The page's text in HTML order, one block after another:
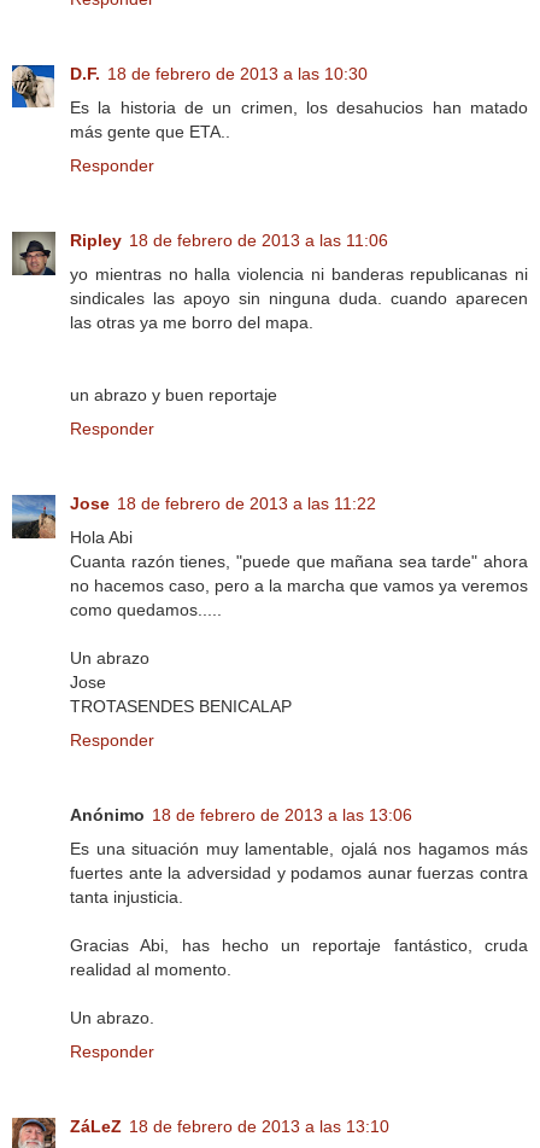
D.F. 18 de febrero de 2013 a las 10:30
Es la historia de un crimen, los desahucios han matado
más gente que ETA..
Responder
Ripley 18 de febrero de 2013 a las 11:06
yo mientras no halla violencia ni banderas republicanas ni
sindicales las apoyo sin ninguna duda. cuando aparecen
las otras ya me borro del mapa.
un abrazo y buen reportaje
Responder
Jose 18 de febrero de 2013 a las 11:22
Hola Abi
Cuanta razón tienes, "puede que mañana sea tarde" ahora
no hacemos caso, pero a la marcha que vamos ya veremos
como quedamos.....
Un abrazo
Jose
TROTASENDES BENICALAP
Responder
Anónimo 18 de febrero de 2013 a las 13:06
Es una situación muy lamentable, ojalá nos hagamos más
fuertes ante la adversidad y podamos aunar fuerzas contra
tanta injusticia.
Gracias Abi, has hecho un reportaje fantástico, cruda
realidad al momento.
Un abrazo.
Responder
ZáLeZ 18 de febrero de 2013 a las 13:10